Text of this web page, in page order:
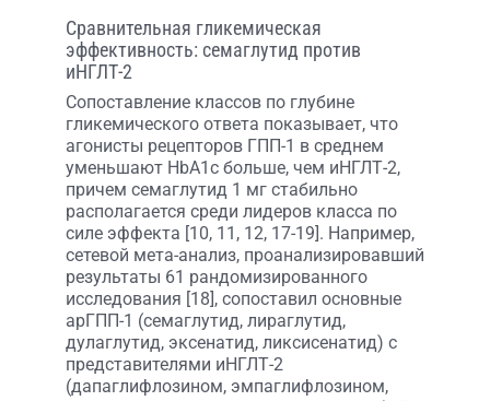
Сравнительная гликемическая
эффективность: семаглутид против
иНГЛТ-2
Сопоставление классов по глубине
гликемического ответа показывает, что
агонисты рецепторов ГПП-1 в среднем
уменьшают HbA1c больше, чем иНГЛТ-2,
причем семаглутид 1 мг стабильно
располагается среди лидеров класса по
силе эффекта [10, 11, 12, 17-19]. Например,
сетевой мета-анализ, проанализировавший
результаты 61 рандомизированного
исследования [18], сопоставил основные
арГПП-1 (семаглутид, лираглутид,
дулаглутид, эксенатид, ликсисенатид) с
представителями иНГЛТ-2
(дапаглифлозином, эмпаглифлозином,